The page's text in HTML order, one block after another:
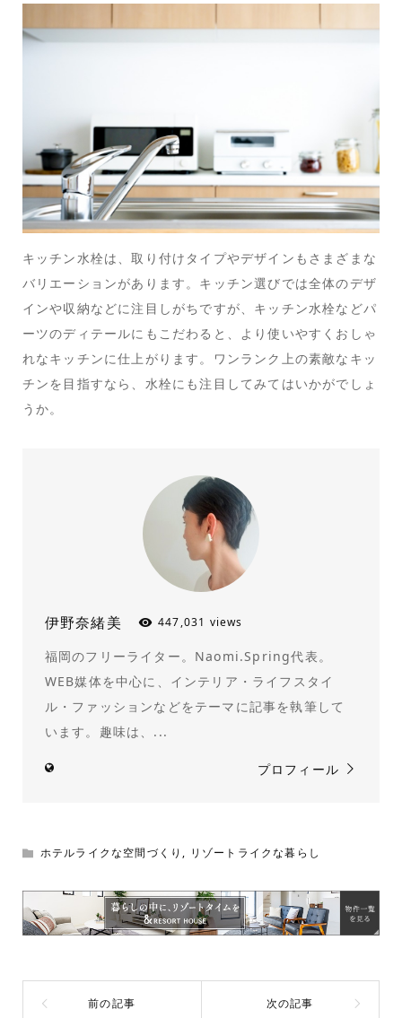
キッチン水栓は、取り付けタイプやデザインもさまざまな
バリエーションがあります。キッチン選びでは全体のデザ
インや収納などに注目しがちですが、キッチン水栓などパ
ーツのディテールにもこだわると、より使いやすくおしゃ
れなキッチンに仕上がります。ワンランク上の素敵なキッ
チンを目指すなら、水栓にも注目してみてはいかがでしょ
うか。
伊野奈緒美 447,031 views
福岡のフリーライター。Naomi.Spring代表。
WEB媒体を中心に、インテリア・ライフスタイ
ル・ファッションなどをテーマに記事を執筆して
います。趣味は、...
プロフィール
ホテルライクな空間づくり, リゾートライクな暮らし